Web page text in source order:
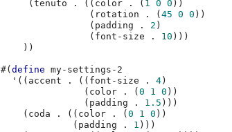
(tenuto . (( color . ( 1 0 0 ))
( rotation . (45 0 0 ))
( padding . 2 )
( font-size . 10 )))
))
#(define
my-settings-2
' (( accent . (( font-size . 4 )
( color . (0 1 0 ))
( padding . 1.5 )))
( coda . (( color . (0 1 0 ))
( padding . 1 )))